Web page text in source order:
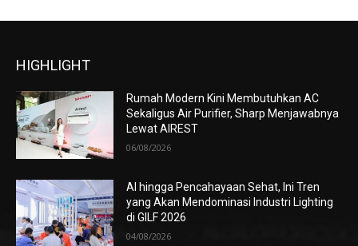
HIGHLIGHT
Rumah Modern Kini Membutuhkan AC
Sekaligus Air Purifier, Sharp Menjawabnya
Lewat AIREST
06/08/2026
AI hingga Pencahayaan Sehat, Ini Tren
yang Akan Mendominasi Industri Lighting
di GILF 2026
04/08/2026